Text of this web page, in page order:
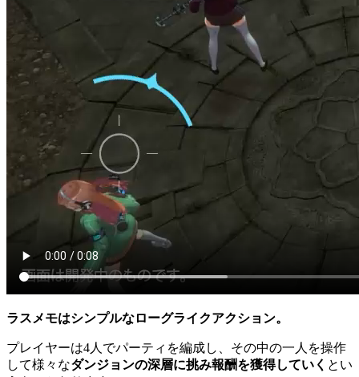
ラスメモはシンプルなローグライクアクション。
プレイヤーは4人でパーティを編成し、その中の一人を操作
して様々なダンジョンの深層に挑み報酬を獲得していく とい